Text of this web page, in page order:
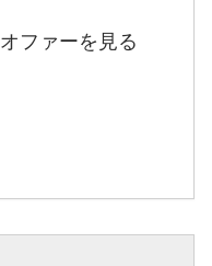
ファーを見る